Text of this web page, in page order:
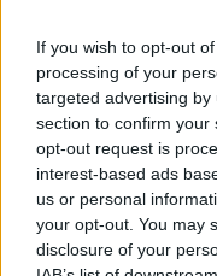
If you wish to opt-out
processing of your
targeted advertising
section to confirm your
opt-out request is
interest-based ads
us or personal
your opt-out. You may
disclosure of your
Hakkinen
McLarennél,